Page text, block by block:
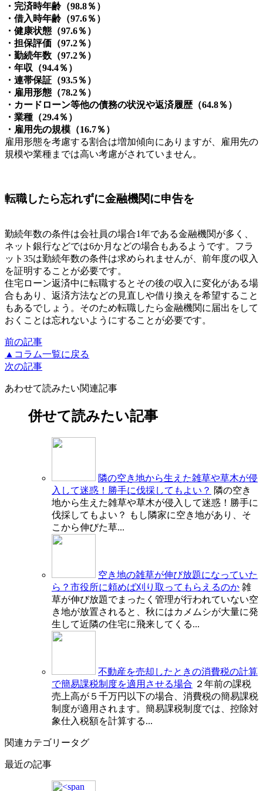
・完済時年齢（98.8％）
・借入時年齢（97.6％）
・健康状態（97.6％）
・担保評価（97.2％）
・勤続年数（97.2％）
・年収（94.4％）
・連帯保証（93.5％）
・雇用形態（78.2％）
・カードローン等他の債務の状況や返済履歴（64.8％）
・業種（29.4％）
・雇用先の規模（16.7％）
雇用形態を考慮する割合は増加傾向にありますが、雇用先の
規模や業種までは高い考慮がされていません。
転職したら忘れずに金融機関に申告を
勤続年数の条件は会社員の場合1年である金融機関が多く、
ネット銀行などでは6か月などの場合もあるようです。フラ
ット35は勤続年数の条件は求められませんが、前年度の収入
を証明することが必要です。
住宅ローン返済中に転職するとその後の収入に変化がある場
合もあり、返済方法などの見直しや借り換えを希望すること
もあるでしょう。そのため転職したら金融機関に届出をして
おくことは忘れないようにすることが必要です。
前の記事
▲コラム一覧に戻る
次の記事
あわせて読みたい関連記事
併せて読みたい記事
隣の空き地から生えた雑草や草木が侵
入して迷惑！勝手に伐採してもよい？ 隣の空き
地から生えた雑草や草木が侵入して迷惑！勝手に
伐採してもよい？ もし隣家に空き地があり、そ
こから伸びた草...
空き地の雑草が伸び放題になっていた
ら？市役所に頼めば刈り取ってもらえるのか 雑
草が伸び放題でまったく管理が行われていない空
き地が放置されると、秋にはカメムシが大量に発
生して近隣の住宅に飛来してくる...
不動産を売却したときの消費税の計算
で簡易課税制度を適用させる場合 ２年前の課税
売上高が５千万円以下の場合、消費税の簡易課税
制度が適用されます。簡易課税制度では、控除対
象仕入税額を計算する...
関連カテゴリータグ
最近の記事